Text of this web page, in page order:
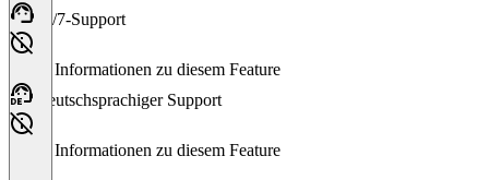
24/7-Support
Keine Informationen zu diesem Feature
Deutschsprachiger Support
Keine Informationen zu diesem Feature